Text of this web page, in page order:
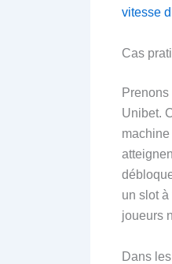
vitesse
Cas
Unibet.
un slot
joueurs
Dans